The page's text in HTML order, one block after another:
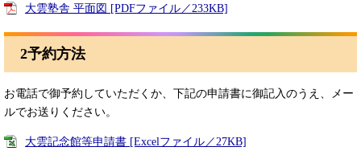
大雲塾舎 平面図 [PDFファイル／233KB]
2予約方法
お電話で御予約していただくか、下記の申請書に御記入のうえ、メー
ルでお送りください。
大雲記念館等申請書 [Excelファイル／27KB]